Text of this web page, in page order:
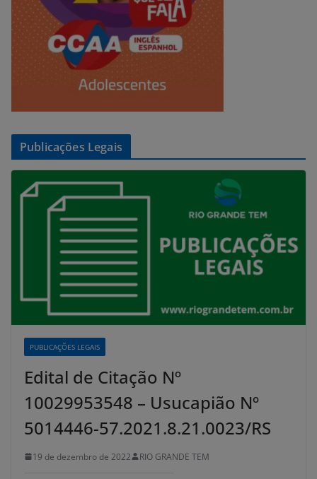
Publicações Legais
PUBLICAÇÕES LEGAIS
Edital de Citação Nº
10029953548 – Usucapião Nº
5014446-57.2021.8.21.0023/RS
19 de dezembro de 2022 RIO GRANDE TEM